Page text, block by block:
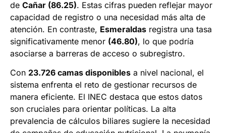
de Cañar (86.25). Estas cifras pueden reflejar mayor
capacidad de registro o una necesidad más alta de
atención. En contraste, Esmeraldas registra una tasa
significativamente menor (46.80), lo que podría
asociarse a barreras de acceso o subregistro.
Con 23.726 camas disponibles a nivel nacional, el
sistema enfrenta el reto de gestionar recursos de
manera eficiente. El INEC destaca que estos datos
son cruciales para orientar políticas. La alta
prevalencia de cálculos biliares sugiere la necesidad